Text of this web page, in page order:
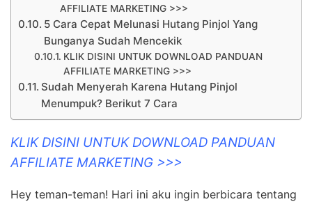
AFFILIATE MARKETING >>>
5 Cara Cepat Melunasi Hutang Pinjol Yang
Bunganya Sudah Mencekik
KLIK DISINI UNTUK DOWNLOAD PANDUAN
AFFILIATE MARKETING >>>
Sudah Menyerah Karena Hutang Pinjol
Menumpuk? Berikut 7 Cara
KLIK DISINI UNTUK DOWNLOAD PANDUAN
AFFILIATE MARKETING >>>
Hey teman-teman! Hari ini aku ingin berbicara tentang